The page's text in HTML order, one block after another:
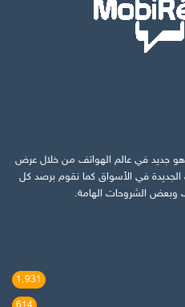
هو جديد في عالم الهواتف من خلال عرض
في الأسواق كما نقوم برصد كل
وبعض الشروحات الهامة.
1٬931